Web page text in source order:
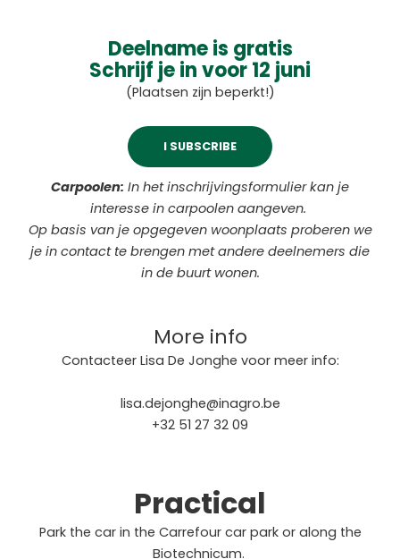
Deelname is gratis
Schrijf je in voor 12 juni
(Plaatsen zijn beperkt!)
I SUBSCRIBE
Carpoolen: In het inschrijvingsformulier kan je
interesse in carpoolen aangeven.
Op basis van je opgegeven woonplaats proberen we
je in contact te brengen met andere deelnemers die
in de buurt wonen.
More info
Contacteer Lisa De Jonghe voor meer info:
lisa.dejonghe@inagro.be
+32 51 27 32 09
Practical
Park the car in the Carrefour car park or along the
Biotechnicum.